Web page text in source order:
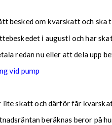
besked om kvarskatt och
i augusti och har
redan nu eller att dela upp
vid pump
lite skatt och därför får
beräknas beror på